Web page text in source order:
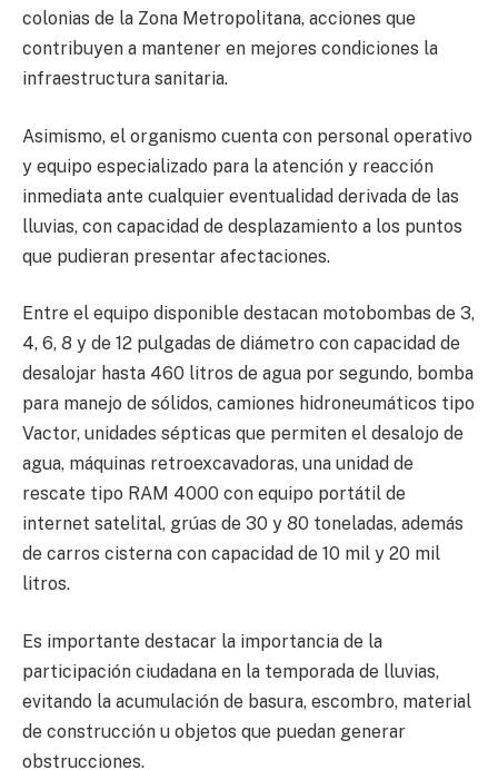
colonias de la Zona Metropolitana, acciones que
contribuyen a mantener en mejores condiciones la
infraestructura sanitaria.
Asimismo, el organismo cuenta con personal operativo
y equipo especializado para la atención y reacción
inmediata ante cualquier eventualidad derivada de las
lluvias, con capacidad de desplazamiento a los puntos
que pudieran presentar afectaciones.
Entre el equipo disponible destacan motobombas de 3,
4, 6, 8 y de 12 pulgadas de diámetro con capacidad de
desalojar hasta 460 litros de agua por segundo, bomba
para manejo de sólidos, camiones hidroneumáticos tipo
Vactor, unidades sépticas que permiten el desalojo de
agua, máquinas retroexcavadoras, una unidad de
rescate tipo RAM 4000 con equipo portátil de
internet satelital, grúas de 30 y 80 toneladas, además
de carros cisterna con capacidad de 10 mil y 20 mil
litros.
Es importante destacar la importancia de la
participación ciudadana en la temporada de lluvias,
evitando la acumulación de basura, escombro, material
de construcción u objetos que puedan generar
obstrucciones.